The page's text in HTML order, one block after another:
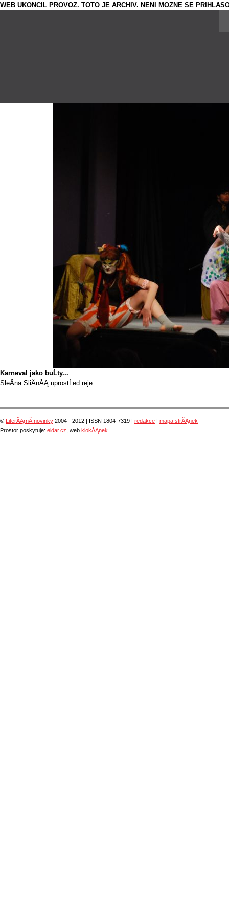
WEB UKONCIL PROVOZ. TOTO JE ARCHIV. NENI MOZNE SE
Karneval jako buĹty...
SleÄna SliÄnĂĄ uprostĹed reje
© LiterĂĄrnĂ­ novinky 2004 - 2012 | ISSN 1804-7319 | redakce
mapa strĂĄnek
Prostor poskytuje: eldar.cz , web klokĂĄnek